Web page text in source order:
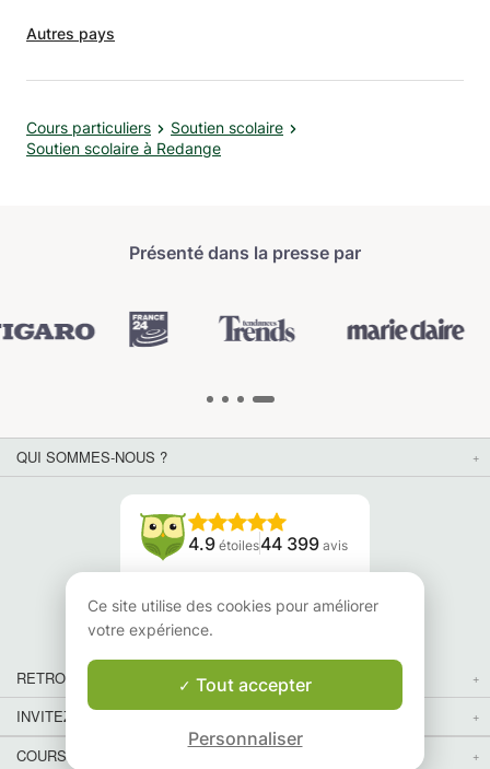
Autres pays
Cours particuliers
Soutien scolaire
Soutien scolaire à Redange
Présenté dans la presse par
QUI SOMMES-NOUS ?
4.9 étoiles44 399 avis
Lisez nos avis
RETROUVEZ-NOUS
INVITEZ VOS AMIS
COURS PARTICULIERS DANS VOTRE PAYS :
Ce site utilise des cookies pour améliorer
votre expérience.
Tout accepter
Personnaliser